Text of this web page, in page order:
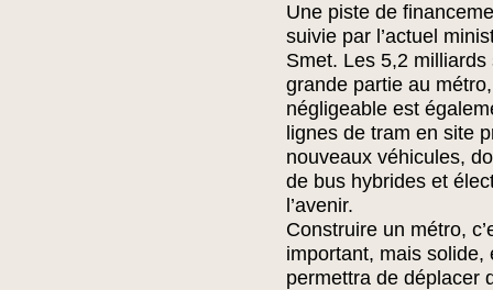
Une piste de
suivie par l’actuel
Smet. Les 5,2
grande partie au
négligeable est
lignes de tram en site
nouveaux véhicules,
de bus hybrides et
l’avenir.
Construire un métro,
important, mais solide,
permettra de déplacer